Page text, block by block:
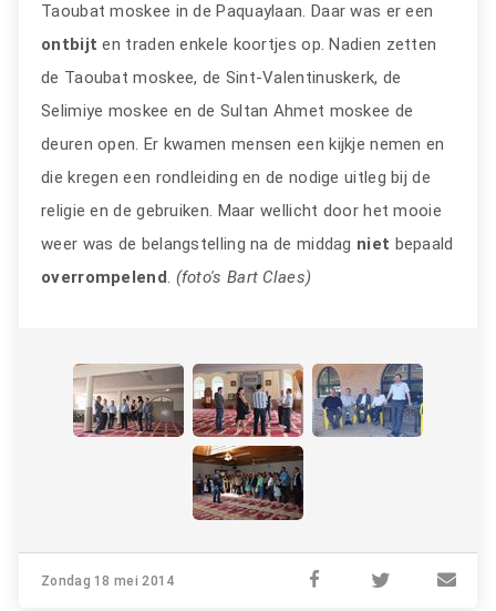
Taoubat moskee in de Paquaylaan. Daar was er een
ontbijten traden enkele koortjes op. Nadien zetten
de Taoubat moskee, de Sint-Valentinuskerk, de
Selimiye moskee en de Sultan Ahmet moskee de
deuren open. Er kwamen mensen een kijkje nemen en
die kregen een rondleiding en de nodige uitleg bij de
religie en de gebruiken. Maar wellicht door het mooie
weer was de belangstelling na de middag niet bepaald
overrompelend. (foto's Bart Claes)
Zondag 18 mei 2014